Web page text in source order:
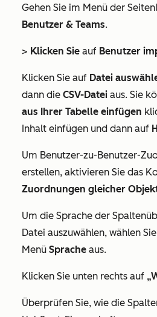
Gehen Sie im Menü der
Benutzer & Teams.
> Klicken Sie auf Benutzer
Klicken Sie auf Datei
dann die CSV-Datei aus. Sie
aus Ihrer Tabelle einfügen
Inhalt einfügen und dann auf
Um Benutzer-zu-Benutzer-
erstellen, aktivieren Sie das
Zuordnungen gleicher
Um die Sprache der
Datei auszuwählen, wählen
Menü Sprache aus.
Klicken Sie unten rechts auf
Überprüfen Sie, wie die